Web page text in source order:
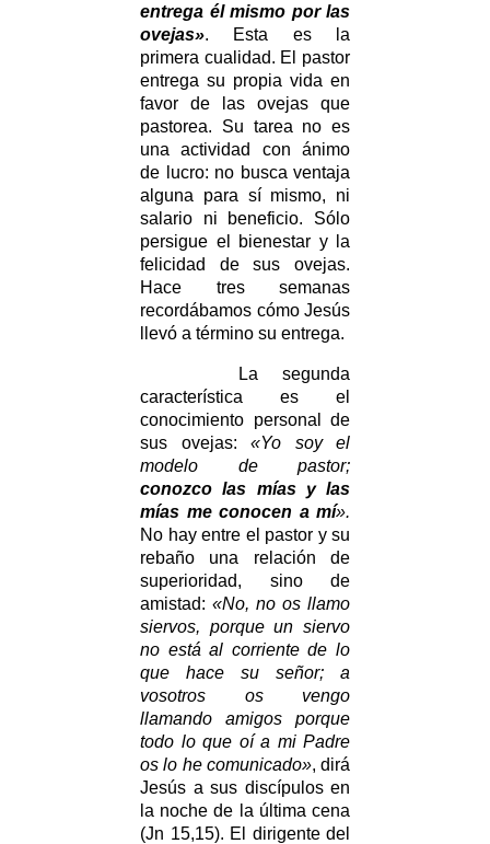
entrega él mismo por las
ovejas». Esta es la
primera cualidad. El pastor
entrega su propia vida en
favor de las ovejas que
pastorea. Su tarea no es
una actividad con ánimo
de lucro: no busca ventaja
alguna para sí mismo, ni
salario ni beneficio. Sólo
persigue el bienestar y la
felicidad de sus ovejas.
Hace tres semanas
recordábamos cómo Jesús
llevó a término su entrega.
La segunda
característica es el
conocimiento personal de
sus ovejas: «Yo soy el
modelo de pastor;
conozco las mías y las
mías me conocen a mí».
No hay entre el pastor y su
rebaño una relación de
superioridad, sino de
amistad: «No, no os llamo
siervos, porque un siervo
no está al corriente de lo
que hace su señor; a
vosotros os vengo
llamando amigos porque
todo lo que oí a mi Padre
os lo he comunicado», dirá
Jesús a sus discípulos en
la noche de la última cena
(Jn 15,15). El dirigente del